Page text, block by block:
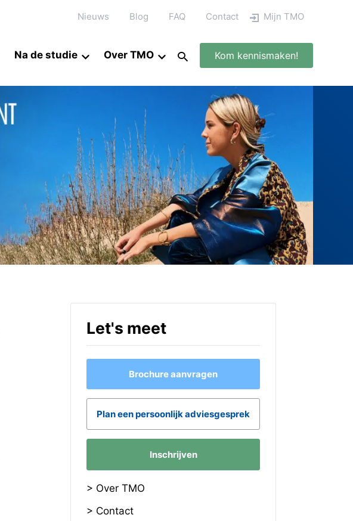
Nieuws Blog FAQ Contact Mijn TMO
Na de studie Over TMO Kom kennismaken!
Let's meet
Brochure aanvragen
Plan een persoonlijk adviesgesprek
Inschrijven
> Over TMO
> Contact